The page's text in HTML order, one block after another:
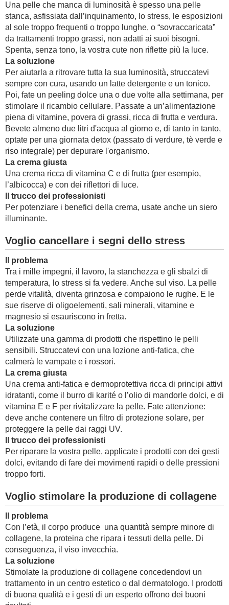
Una pelle che manca di luminosità è spesso una pelle
stanca, asfissiata dall’inquinamento, lo stress, le esposizioni
al sole troppo frequenti o troppo lunghe, o “sovraccaricata”
da trattamenti troppo grassi, non adatti ai suoi bisogni.
Spenta, senza tono, la vostra cute non riflette più la luce.
La soluzione
Per aiutarla a ritrovare tutta la sua luminosità, struccatevi
sempre con cura, usando un latte detergente e un tonico.
Poi, fate un peeling dolce una o due volte alla settimana, per
stimolare il ricambio cellulare. Passate a un’alimentazione
piena di vitamine, povera di grassi, ricca di frutta e verdura.
Bevete almeno due litri d'acqua al giorno e, di tanto in tanto,
optate per una giornata detox (passato di verdure, tè verde e
riso integrale) per depurare l'organismo.
La crema giusta
Una crema ricca di vitamina C e di frutta (per esempio,
l’albicocca) e con dei riflettori di luce.
Il trucco dei professionisti
Per potenziare i benefici della crema, usate anche un siero
illuminante.
Voglio cancellare i segni dello stress
Il problema
Tra i mille impegni, il lavoro, la stanchezza e gli sbalzi di
temperatura, lo stress si fa vedere. Anche sul viso. La pelle
perde vitalità, diventa grinzosa e compaiono le rughe. E le
sue riserve di oligoelementi, sali minerali, vitamine e
magnesio si esauriscono in fretta.
La soluzione
Utilizzate una gamma di prodotti che rispettino le pelli
sensibili. Struccatevi con una lozione anti-fatica, che
calmerà le vampate e i rossori.
La crema giusta
Una crema anti-fatica e dermoprotettiva ricca di principi attivi
idratanti, come il burro di karité o l’olio di mandorle dolci, e di
vitamina E e F per rivitalizzare la pelle. Fate attenzione:
deve anche contenere un filtro di protezione solare, per
proteggere la pelle dai raggi UV.
Il trucco dei professionisti
Per riparare la vostra pelle, applicate i prodotti con dei gesti
dolci, evitando di fare dei movimenti rapidi o delle pressioni
troppo forti.
Voglio stimolare la produzione di collagene
Il problema
Con l’età, il corpo produce una quantità sempre minore di
collagene, la proteina che ripara i tessuti della pelle. Di
conseguenza, il viso invecchia.
La soluzione
Stimolate la produzione di collagene concedendovi un
trattamento in un centro estetico o dal dermatologo. I prodotti
di buona qualità e i gesti di un esperto offrono dei buoni